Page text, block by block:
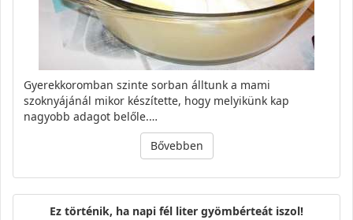
Gyerekkoromban szinte sorban álltunk a mami
szoknyájánál mikor készítette, hogy melyikünk kap
nagyobb adagot belőle.…
Bővebben
Ez történik, ha napi fél liter gyömbérteát iszol!